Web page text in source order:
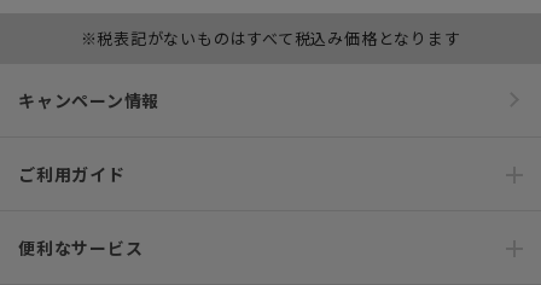
※税表記がないものはすべて税込み価格となります
キャンペーン情報
ご利用ガイド
便利なサービス